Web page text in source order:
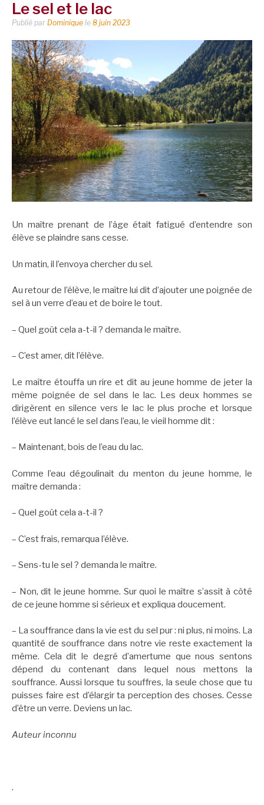
Le sel et le lac
Publié par Dominique le 8 juin 2023
Un maître prenant de l’âge était fatigué d’entendre son
élève se plaindre sans cesse.
Un matin, il l’envoya chercher du sel.
Au retour de l’élève, le maître lui dit d’ajouter une poignée de
sel à un verre d’eau et de boire le tout.
– Quel goût cela a-t-il ? demanda le maître.
– C’est amer, dit l’élève.
Le maître étouffa un rire et dit au jeune homme de jeter la
même poignée de sel dans le lac. Les deux hommes se
dirigèrent en silence vers le lac le plus proche et lorsque
l’élève eut lancé le sel dans l’eau, le vieil homme dit :
– Maintenant, bois de l’eau du lac.
Comme l’eau dégoulinait du menton du jeune homme, le
maître demanda :
– Quel goût cela a-t-il ?
– C’est frais, remarqua l’élève.
– Sens-tu le sel ? demanda le maître.
– Non, dit le jeune homme. Sur quoi le maître s’assit à côté
de ce jeune homme si sérieux et expliqua doucement.
– La souffrance dans la vie est du sel pur : ni plus, ni moins. La
quantité de souffrance dans notre vie reste exactement la
même. Cela dit le degré d’amertume que nous sentons
dépend du contenant dans lequel nous mettons la
souffrance. Aussi lorsque tu souffres, la seule chose que tu
puisses faire est d’élargir ta perception des choses. Cesse
d’être un verre. Deviens un lac.
Auteur inconnu
.